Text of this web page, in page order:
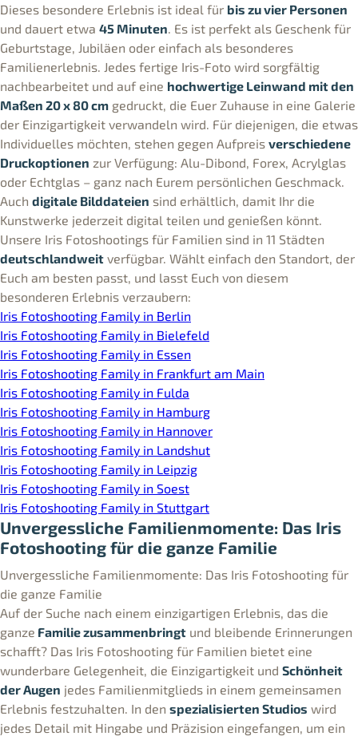
Dieses besondere Erlebnis ist ideal für bis zu vier Personen
und dauert etwa 45 Minuten . Es ist perfekt als Geschenk für
Geburtstage, Jubiläen oder einfach als besonderes
Familienerlebnis. Jedes fertige Iris-Foto wird sorgfältig
nachbearbeitet und auf eine hochwertige Leinwand mit den
Maßen 20 x 80 cm gedruckt, die Euer Zuhause in eine Galerie
der Einzigartigkeit verwandeln wird. Für diejenigen, die etwas
Individuelles möchten, stehen gegen Aufpreis verschiedene
Druckoptionen zur Verfügung: Alu-Dibond, Forex, Acrylglas
oder Echtglas – ganz nach Eurem persönlichen Geschmack.
Auch digitale Bilddateien sind erhältlich, damit Ihr die
Kunstwerke jederzeit digital teilen und genießen könnt.
Unsere Iris Fotoshootings für Familien sind in 11 Städten
deutschlandweit verfügbar. Wählt einfach den Standort, der
Euch am besten passt, und lasst Euch von diesem
besonderen Erlebnis verzaubern:
Iris Fotoshooting Family in Berlin
Iris Fotoshooting Family in Bielefeld
Iris Fotoshooting Family in Essen
Iris Fotoshooting Family in Frankfurt am Main
Iris Fotoshooting Family in Fulda
Iris Fotoshooting Family in Hamburg
Iris Fotoshooting Family in Hannover
Iris Fotoshooting Family in Landshut
Iris Fotoshooting Family in Leipzig
Iris Fotoshooting Family in Soest
Iris Fotoshooting Family in Stuttgart
Unvergessliche Familienmomente: Das Iris
Fotoshooting für die ganze Familie
Unvergessliche Familienmomente: Das Iris Fotoshooting für
die ganze Familie
Auf der Suche nach einem einzigartigen Erlebnis, das die
ganze Familie zusammenbringt und bleibende Erinnerungen
schafft? Das Iris Fotoshooting für Familien bietet eine
wunderbare Gelegenheit, die Einzigartigkeit und Schönheit
der Augen jedes Familienmitglieds in einem gemeinsamen
Erlebnis festzuhalten. In den spezialisierten Studios wird
jedes Detail mit Hingabe und Präzision eingefangen, um ein